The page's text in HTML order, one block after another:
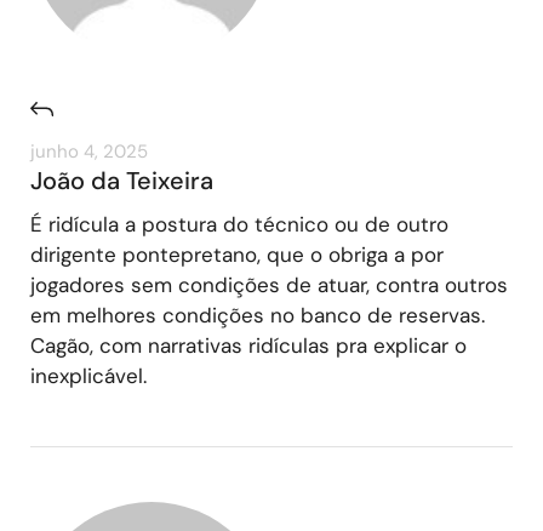
junho 4, 2025
João da Teixeira
É ridícula a postura do técnico ou de outro
dirigente pontepretano, que o obriga a por
jogadores sem condições de atuar, contra outros
em melhores condições no banco de reservas.
Cagão, com narrativas ridículas pra explicar o
inexplicável.